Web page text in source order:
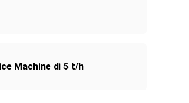
Machine di 5 t/h